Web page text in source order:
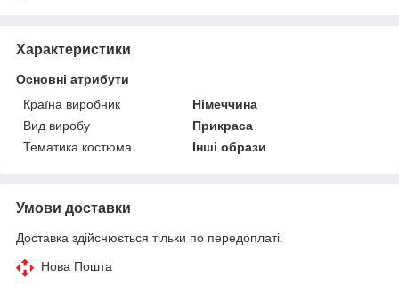
Характеристики
Основні атрибути
Країна виробник
Німеччина
Вид виробу
Прикраса
Тематика костюма
Інші образи
Умови доставки
Доставка здійснюється тільки по передоплаті.
Нова Пошта